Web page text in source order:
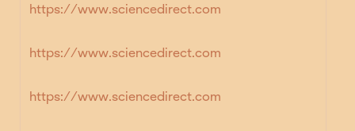
https://www.sciencedirect.com
https://www.sciencedirect.com
https://www.sciencedirect.com